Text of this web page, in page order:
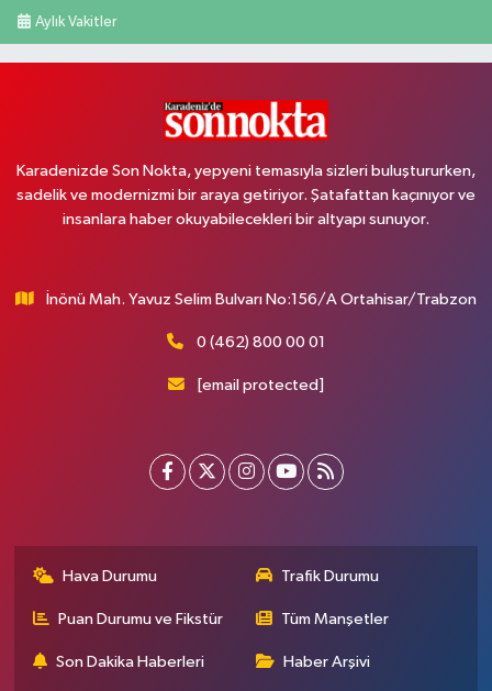
Aylık Vakitler
Karadenizde Son Nokta, yepyeni temasıyla sizleri buluştururken,
sadelik ve modernizmi bir araya getiriyor. Şatafattan kaçınıyor ve
insanlara haber okuyabilecekleri bir altyapı sunuyor.
İnönü Mah. Yavuz Selim Bulvarı No:156/A Ortahisar/Trabzon
0 (462) 800 00 01
[email protected]
Hava Durumu Trafik Durumu
Puan Durumu ve Fikstür Tüm Manşetler
Son Dakika Haberleri Haber Arşivi